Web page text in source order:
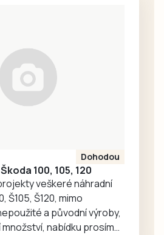
Dohodou
100, 105, 120
veškeré náhradní
Š105, Š120, mimo
a původní výroby,
nabídku prosím